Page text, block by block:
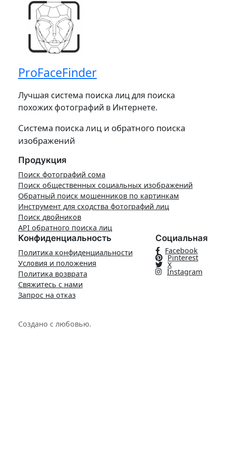
ProFaceFinder
Лучшая система поиска лиц для поиска
похожих фотографий в Интернете.
Система поиска лиц и обратного поиска
изображений
Продукция
Поиск фотографий сома
Поиск общественных социальных изображений
Обратный поиск мошенников по картинкам
Инструмент для сходства фотографий лиц
Поиск двойников
API обратного поиска лиц
Конфиденциальность
Политика конфиденциальности
Условия и положения
Политика возврата
Свяжитесь с нами
Запрос на отказ
Социальная
Facebook
Pinterest
X
Instagram
Создано с любовью.